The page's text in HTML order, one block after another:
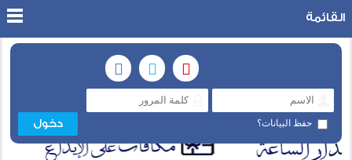
حفظ البيانات؟
القائمة